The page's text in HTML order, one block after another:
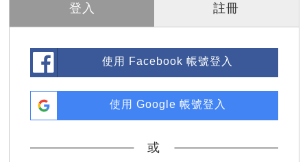
登入 註冊
使用 Facebook 帳號登入
使用 Google 帳號登入
或